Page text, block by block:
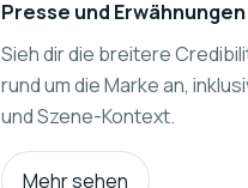
Presse und Erwähnungen
Sieh dir die breitere
rund um die Marke an,
und Szene-Kontext.
Mehr sehen